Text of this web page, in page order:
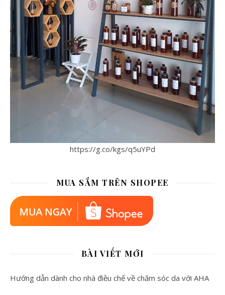
https://g.co/kgs/q5uYPd
MUA SẮM TRÊN SHOPEE
BÀI VIẾT MỚI
Hướng dẫn dành cho nhà điều chế về chăm sóc da với AHA